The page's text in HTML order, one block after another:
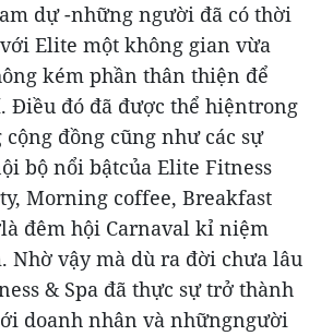
dự -những người đã có thời
Elite một không gian vừa
kém phần thân thiện để
Điều đó đã được thể hiệntrong
đồng cũng như các sự
bộ nổi bậtcủa Elite Fitness
Morning coffee, Breakfast
đêm hội Carnaval kỉ niệm
Nhờ vậy mà dù ra đời chưa lâu
& Spa đã thực sự trở thành
doanh nhân và nhữngngười